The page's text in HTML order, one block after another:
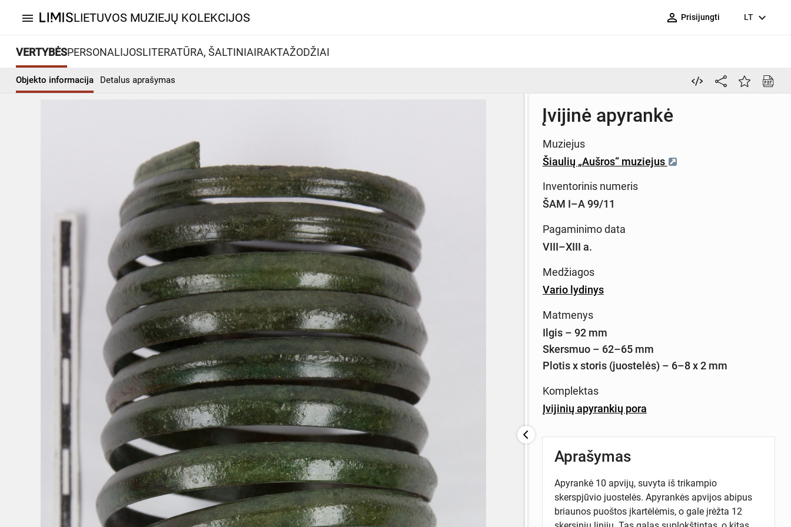
menu LIETUVOS MUZIEJŲ KOLEKCIJOS person_outline Prisijungti LT expand_more
VERTYBĖSPERSONALIJOSLITERATŪRA, ŠALTINIAIRAKTAŽODŽIAI
Objekto informacija Detalus aprašymas
Įvijinė apyrankė
Muziejus
Šiaulių „Aušros“ muziejus
Inventorinis numeris
ŠAM I–A 99/11
Pagaminimo data
VIII–XIII a.
Medžiagos
Vario lydinys
Matmenys
Ilgis – 92 mm
Skersmuo – 62–65 mm
Plotis x storis (juostelės) – 6–8 x 2 mm
Komplektas
Įvijinių apyrankių pora
Aprašymas
Apyrankė 10 apvijų, suvyta iš trikampio
skerspjūvio juostelės. Apyrankės apvijos abipus
briaunos puoštos įkartėlėmis, o gale įrėžta 12